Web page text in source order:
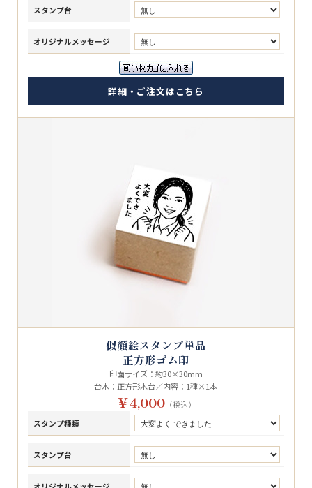
スタンプ台
オリジナルメッセージ
詳細・ご注文はこちら
似顔絵スタンプ単品
正方形ゴム印
印面サイズ：約30×30mm
台木：正方形木台／内容：1種×1本
￥4,000（税込）
スタンプ種類
スタンプ台